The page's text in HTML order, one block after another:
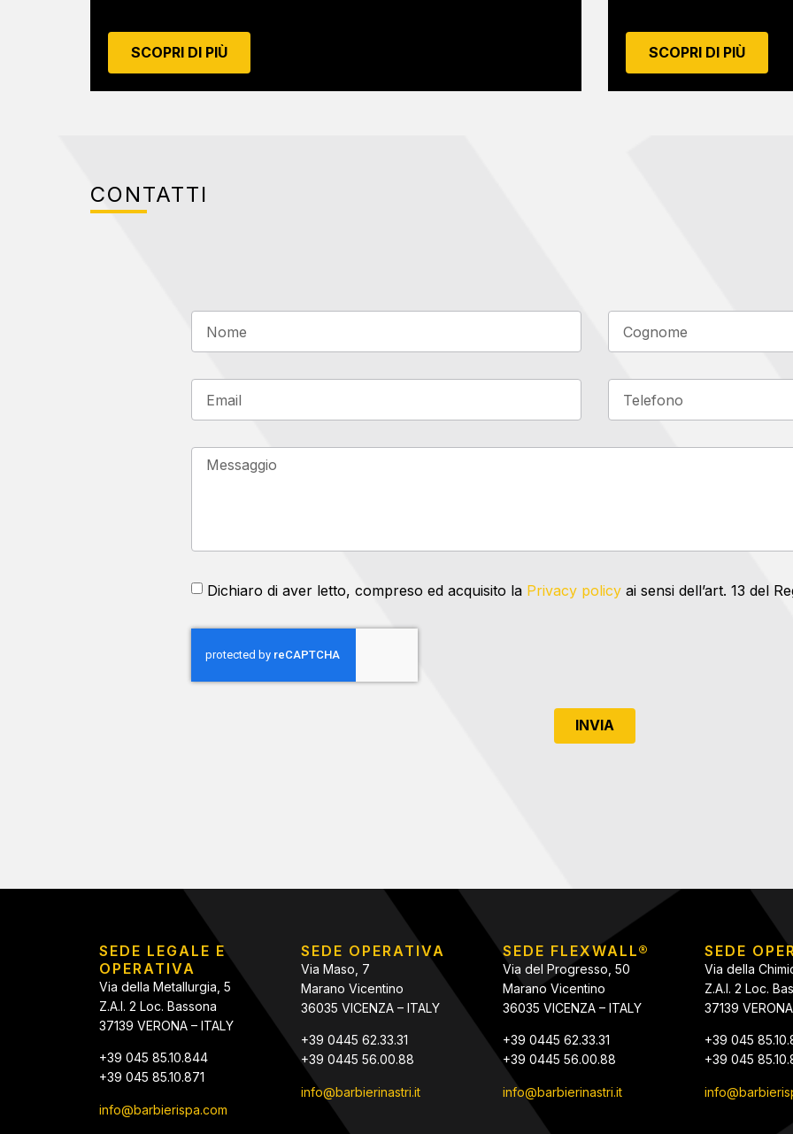
SCOPRI DI PIÙ SCOPRI DI PIÙ
CONTATTI
Dichiaro di aver letto, compreso ed acquisito la Privacy policy ai sensi dell’art. 13 del
INVIA
SEDE LEGALE E
OPERATIVA
Via della Metallurgia, 5
Z.A.I. 2 Loc. Bassona
37139 VERONA – ITALY
+39 045 85.10.844
+39 045 85.10.871
info@barbierispa.com
SEDE OPERATIVA
Via Maso, 7
Marano Vicentino
36035 VICENZA – ITALY
+39 0445 62.33.31
+39 0445 56.00.88
info@barbierinastri.it
SEDE FLEXWALL®
Via del Progresso, 50
Marano Vicentino
36035 VICENZA – ITALY
+39 0445 62.33.31
+39 0445 56.00.88
info@barbierinastri.it
SEDE
Via della
Z.A.I. 2 Loc.
37139
+39 045
+39 045